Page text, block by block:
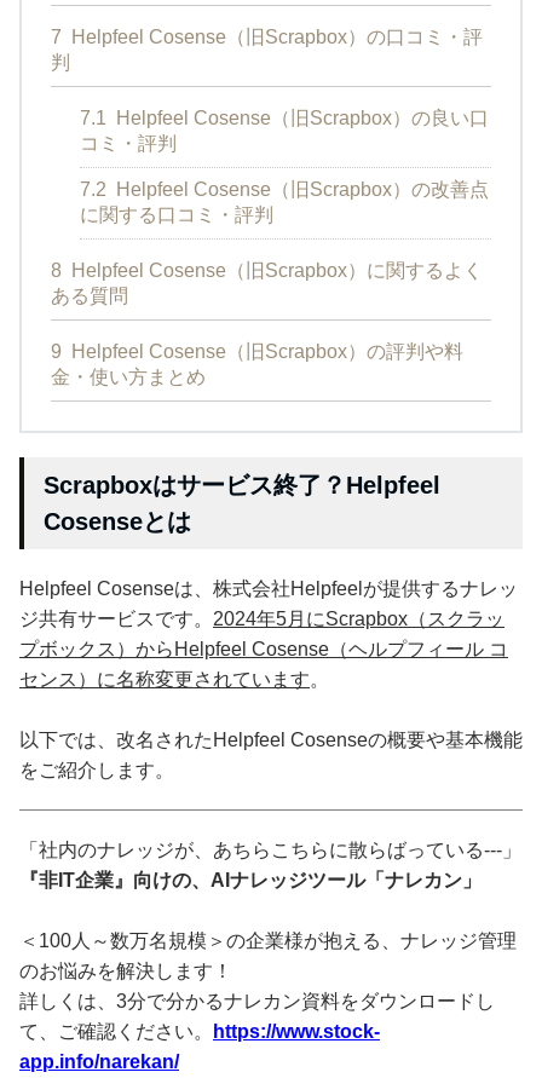
7
Helpfeel Cosense（旧Scrapbox）の口コミ・評
判
7.1
Helpfeel Cosense（旧Scrapbox）の良い口
コミ・評判
7.2
Helpfeel Cosense（旧Scrapbox）の改善点
に関する口コミ・評判
8
Helpfeel Cosense（旧Scrapbox）に関するよく
ある質問
9
Helpfeel Cosense（旧Scrapbox）の評判や料
金・使い方まとめ
Scrapboxはサービス終了？Helpfeel
Cosenseとは
Helpfeel Cosenseは、株式会社Helpfeelが提供するナレッ
ジ共有サービスです。 2024年5月にScrapbox（スクラッ
プボックス）からHelpfeel Cosense（ヘルプフィール コ
センス）に名称変更されています。
以下では、改名されたHelpfeel Cosenseの概要や基本機能
をご紹介します。
「社内のナレッジが、あちらこちらに散らばっている---」
『非IT企業』向けの、AIナレッジツール「ナレカン」
＜100人～数万名規模＞の企業様が抱える、ナレッジ管理
のお悩みを解決します！
詳しくは、3分で分かるナレカン資料をダウンロードし
て、ご確認ください。
https://www.stock-
app.info/narekan/